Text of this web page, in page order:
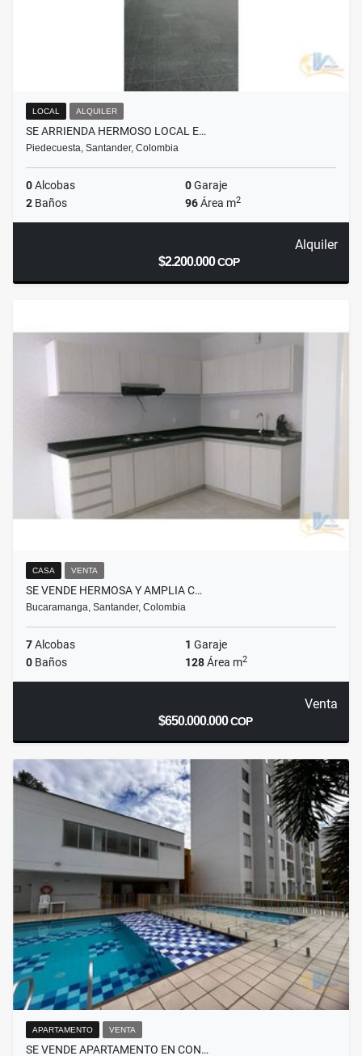
LOCAL ALQUILER
SE ARRIENDA HERMOSO LOCAL E…
Piedecuesta, Santander, Colombia
0Alcobas 0Garaje
2 Baños 96Área m2
Alquiler
$2.200.000COP
CASA VENTA
SE VENDE HERMOSA Y AMPLIA C…
Bucaramanga, Santander, Colombia
7Alcobas 1 Garaje
0 Baños 128Área m2
Venta
$650.000.000COP
APARTAMENTO VENTA
SE VENDE APARTAMENTO EN CON…